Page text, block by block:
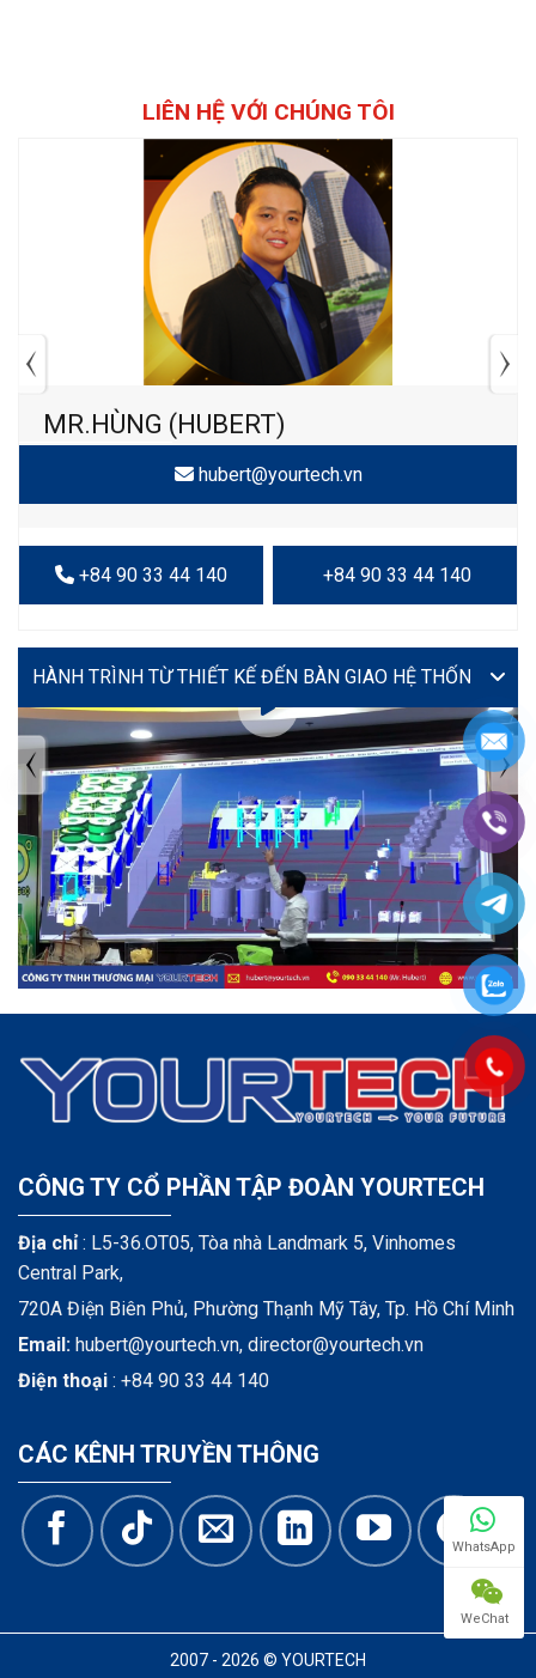
LIÊN HỆ VỚI CHÚNG TÔI
MR.HÙNG (HUBERT)
hubert@yourtech.vn
+84 90 33 44 140 +84 90 33 44 140
VIDEO
TIN TỨC MỚI NHẤT
Tuyển dụng: Nhân viên KẾ TOÁN
CÔNG TY CỔ PHẦN TẬP ĐOÀN YOURTECH
Địa chỉ: L5-36.OT05, Tòa nhà Landmark 5, Vinhomes
Central Park,
720A Điện Biên Phủ, Phường Thạnh Mỹ Tây, Tp. Hồ Chí Minh
Email: hubert@yourtech.vn, director@yourtech.vn
Điện thoại : +84 90 33 44 140
CÁC KÊNH TRUYỀN THÔNG
2007 - 2026 © YOURTECH
WhatsApp
WeChat